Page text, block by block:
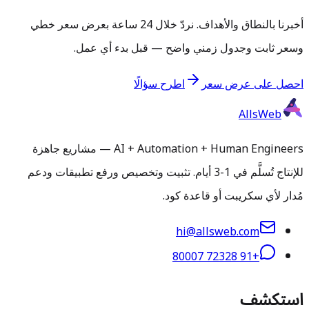
أخبرنا بالنطاق والأهداف. نردّ خلال 24 ساعة بعرض سعر خطي
وسعر ثابت وجدول زمني واضح — قبل بدء أي عمل.
احصل على عرض سعر
اطرح سؤالًا
AllsWeb
AI + Automation + Human Engineers — مشاريع جاهزة
للإنتاج تُسلَّم في 1-3 أيام. تثبيت وتخصيص ورفع تطبيقات ودعم
مُدار لأي سكريبت أو قاعدة كود.
hi@allsweb.com
+91 72328 80007
استكشف